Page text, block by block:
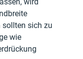
wird
sollten sich zu
wie